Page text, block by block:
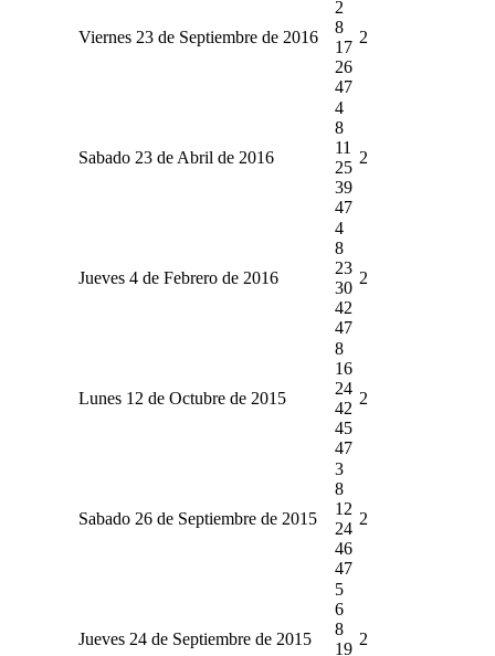
Viernes 23 de Septiembre de 2016
2
8
17
26
47
2
Sabado 23 de Abril de 2016
4
8
11
25
39
47
2
Jueves 4 de Febrero de 2016
4
8
23
30
42
47
2
Lunes 12 de Octubre de 2015
8
16
24
42
45
47
2
Sabado 26 de Septiembre de 2015
3
8
12
24
46
47
2
Jueves 24 de Septiembre de 2015
5
6
8
19
2